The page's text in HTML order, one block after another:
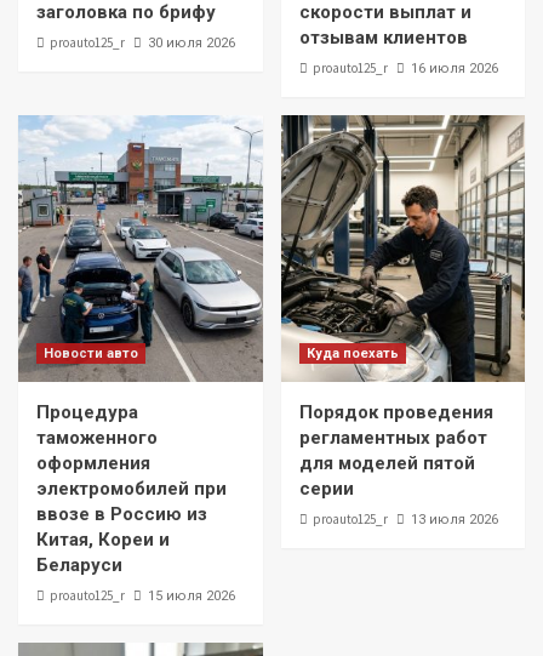
заголовка по брифу
proauto125_r 30 июля 2026
скорости выплат и
отзывам клиентов
proauto125_r 16 июля 2026
Новости авто
Процедура
таможенного
оформления
электромобилей при
ввозе в Россию из
Китая, Кореи и
Беларуси
proauto125_r 15 июля 2026
Куда поехать
Порядок проведения
регламентных работ
для моделей пятой
серии
proauto125_r 13 июля 2026